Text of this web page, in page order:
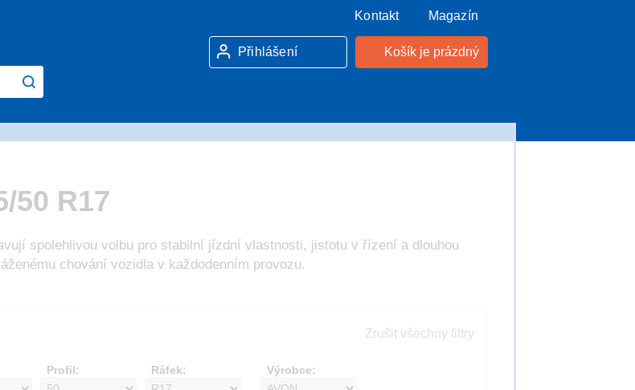
Košík je prázdný
Přihlášení
Kontakt Magazín
50 R17
spolehlivou volbu pro stabilní jízdní vlastnosti, jistotu v řízení a dlouhou
chování vozidla v každodenním provozu.
Zrušit všechny filtry
Profil: Ráfek: Výrobce: